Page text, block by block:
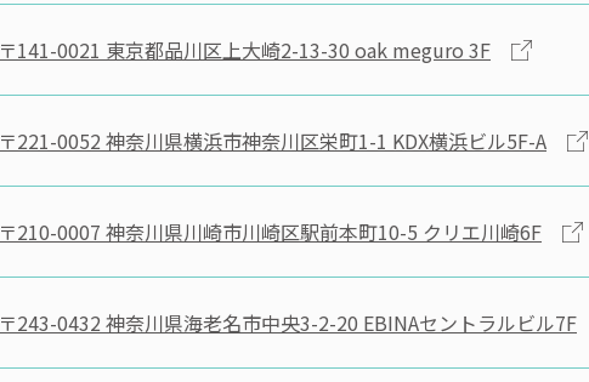
〒141-0021 東京都品川区上大崎2-13-30 oak meguro 3F
〒221-0052神奈川県横浜市神奈川区栄町1-1 KDX横浜ビル5F-A
〒210-0007 神奈川県川崎市川崎区駅前本町10-5 クリエ川崎6F
〒243-0432神奈川県海老名市中央3-2-20 EBINAセントラルビル7F